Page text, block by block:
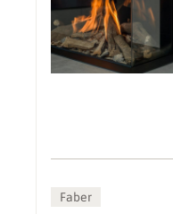
Faber